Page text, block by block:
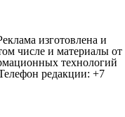
изготовлена и
числе и материалы от
технологий
редакции: +7